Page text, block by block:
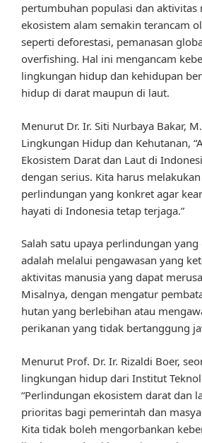
pertumbuhan populasi dan aktivitas
ekosistem alam semakin terancam
seperti deforestasi, pemanasan
overfishing. Hal ini mengancam
lingkungan hidup dan kehidupan
hidup di darat maupun di laut.
Menurut Dr. Ir. Siti Nurbaya Bakar,
Lingkungan Hidup dan Kehutanan,
Ekosistem Darat dan Laut di
dengan serius. Kita harus
perlindungan yang konkret agar
hayati di Indonesia tetap terjaga.”
Salah satu upaya perlindungan
adalah melalui pengawasan yang
aktivitas manusia yang dapat
Misalnya, dengan mengatur
hutan yang berlebihan atau
perikanan yang tidak bertanggung
Menurut Prof. Dr. Ir. Rizaldi Boer,
lingkungan hidup dari Institut
“Perlindungan ekosistem darat dan
prioritas bagi pemerintah dan
Kita tidak boleh mengorbankan